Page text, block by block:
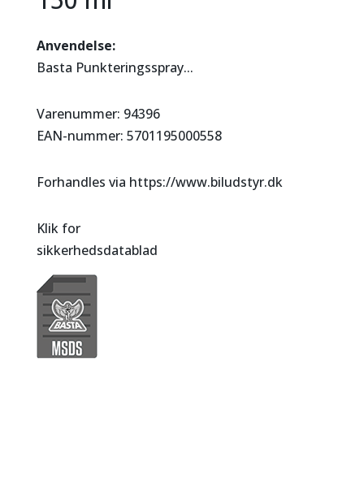
Anvendelse:
Basta Punkteringsspray...
Varenummer: 94396
EAN-nummer: 5701195000558
Forhandles via https://www.biludstyr.dk
Klik for
sikkerhedsdatablad